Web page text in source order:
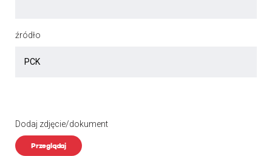
źródło
Dodaj zdjęcie/dokument
Przeglądaj